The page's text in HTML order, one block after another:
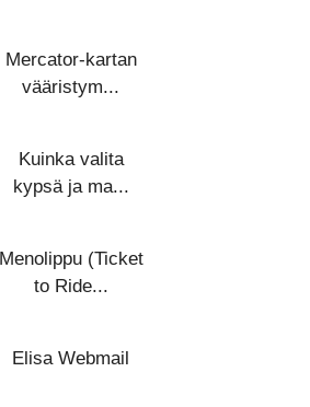
Mercator-kartan
vääristym...
Kuinka valita
kypsä ja ma...
Menolippu (Ticket
to Ride...
Elisa Webmail